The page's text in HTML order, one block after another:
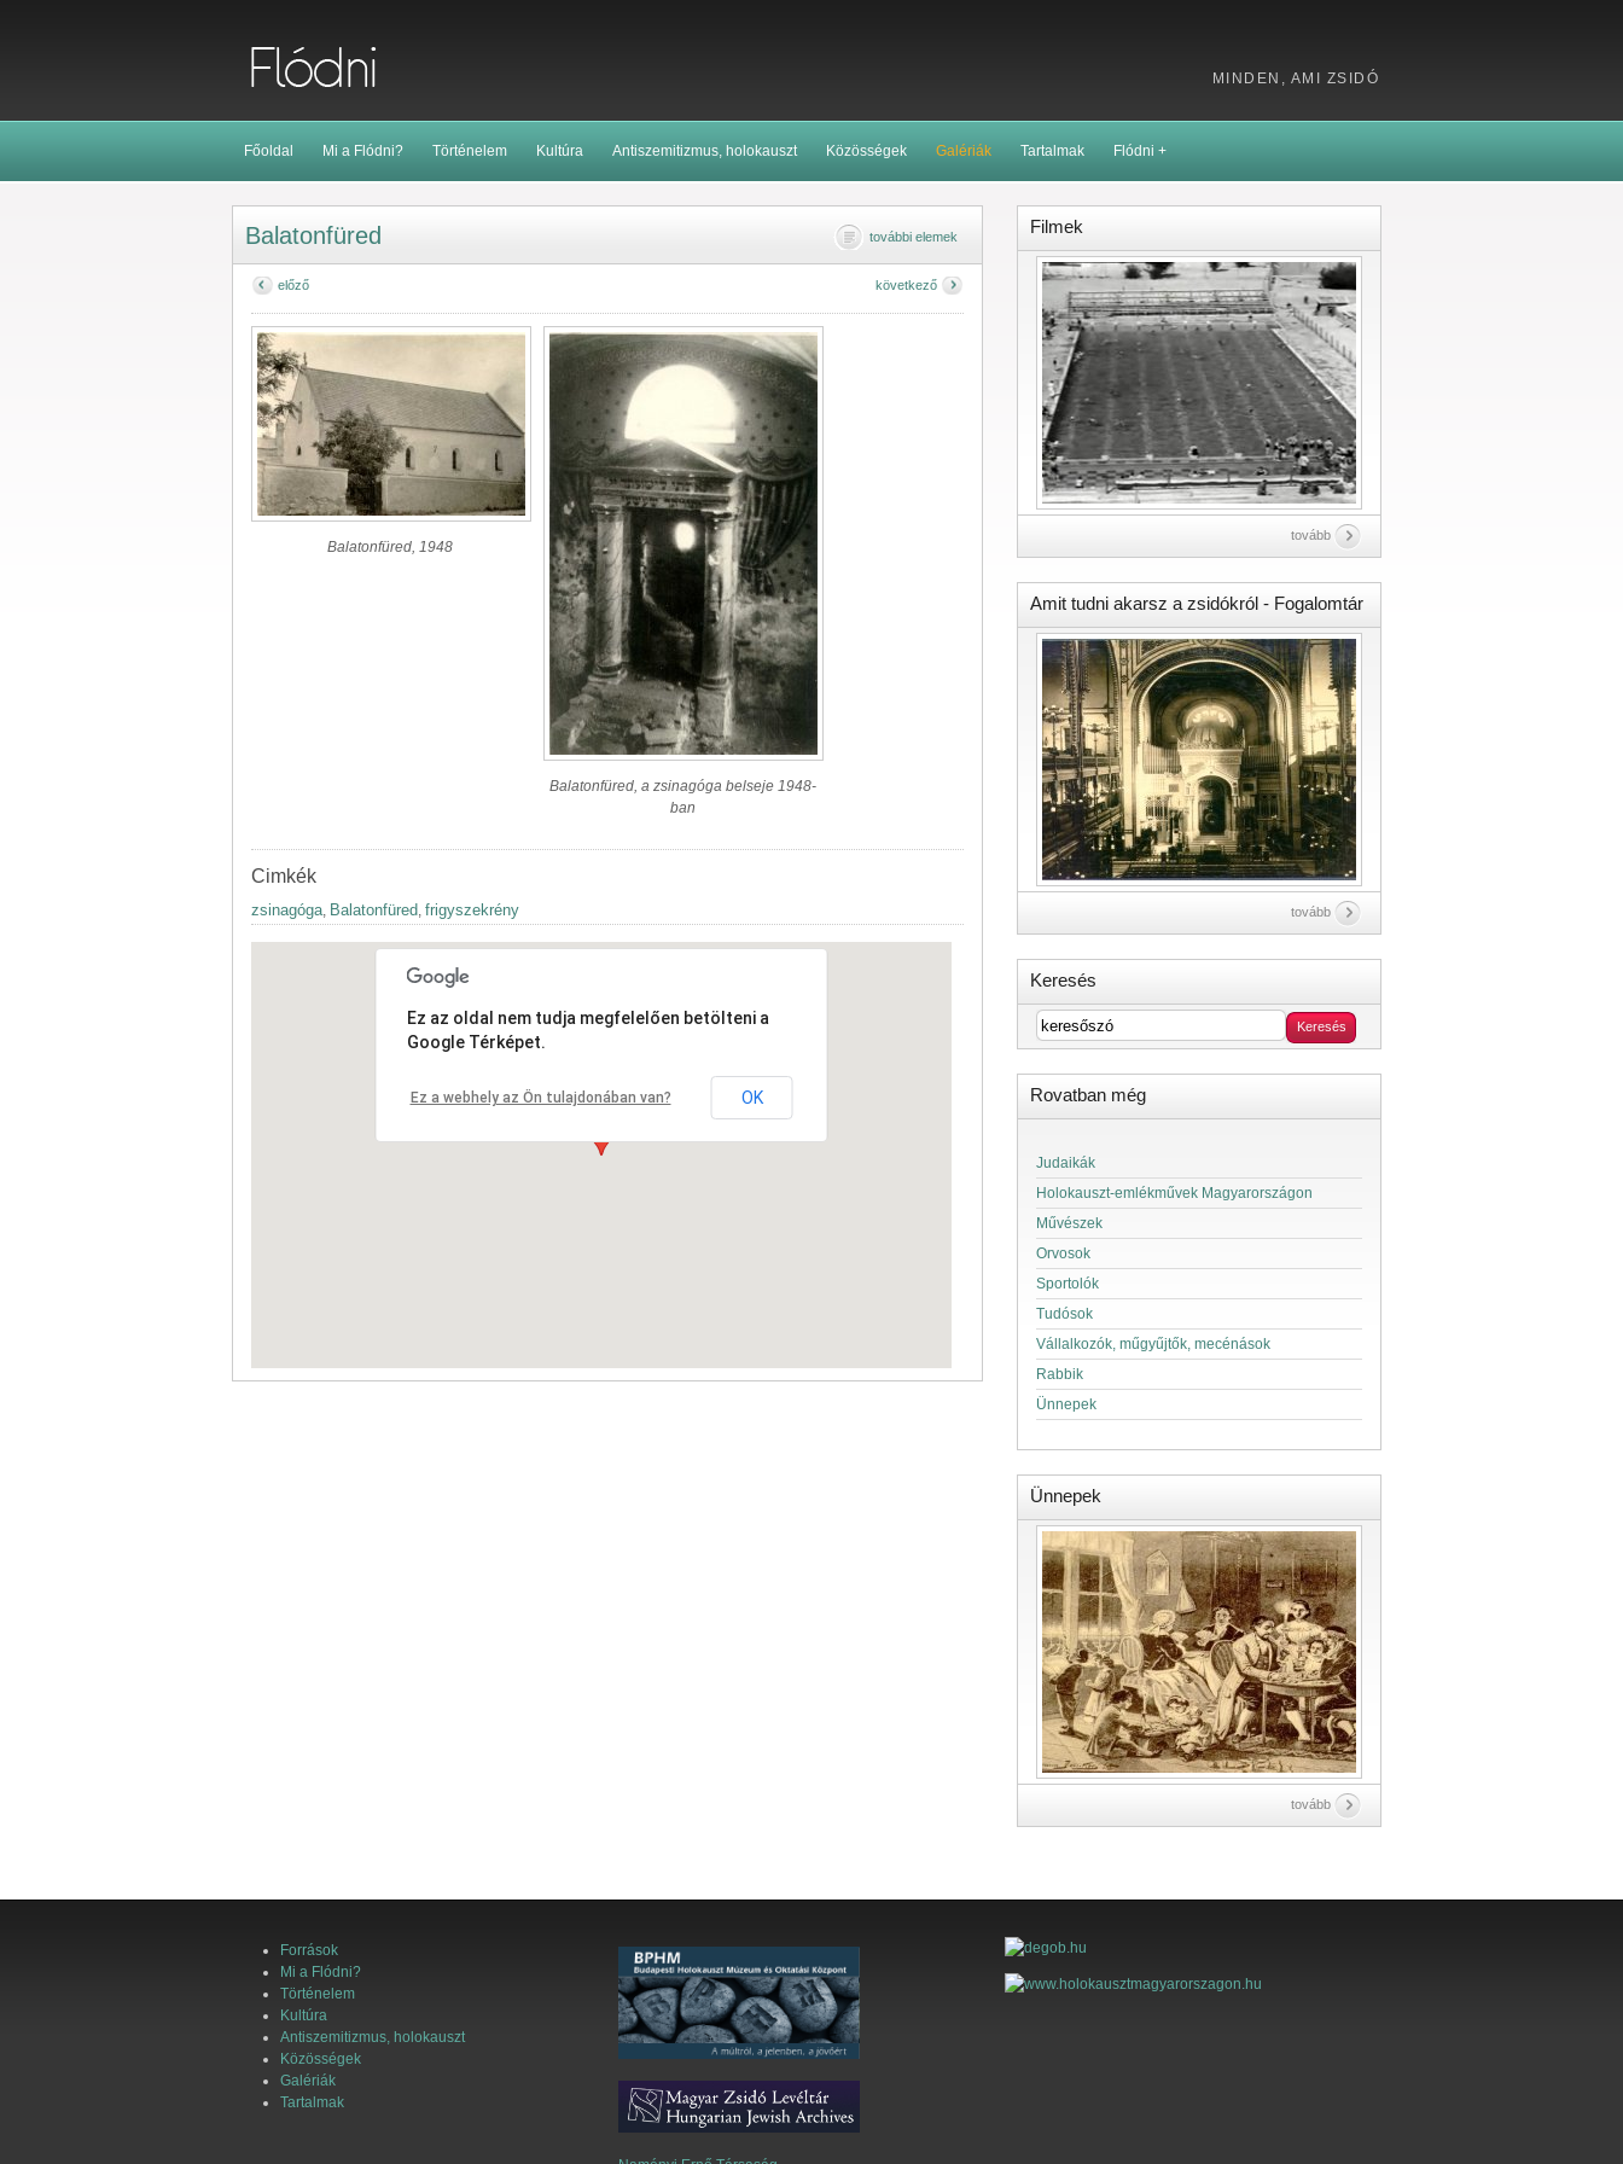
MINDEN, AMI ZSIDÓ
Főoldal Mi a Flódni? Történelem Kultúra Antiszemitizmus, holokauszt Közösségek Galériák Tartalmak Flódni +
Balatonfüred további elemek
előző következő
Balatonfüred, 1948
Balatonfüred, a zsinagóga belseje 1948-
ban
Cimkék
zsinagóga, Balatonfüred, frigyszekrény
Ez az oldal nem tudja megfelelően betölteni a
Google Térképet.
Ez a webhely az Ön tulajdonában van? OK
Filmek
tovább
Amit tudni akarsz a zsidókról - Fogalomtár
tovább
Keresés
Rovatban még
Judaikák
Holokauszt-emlékművek Magyarországon
Művészek
Orvosok
Sportolók
Tudósok
Vállalkozók, műgyűjtők, mecénások
Rabbik
Ünnepek
Ünnepek
tovább
Források
Mi a Flódni?
Történelem
Kultúra
Antiszemitizmus, holokauszt
Közösségek
Galériák
Tartalmak